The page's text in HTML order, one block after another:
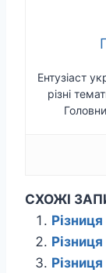
Ентузіаст
різні
СХОЖІ